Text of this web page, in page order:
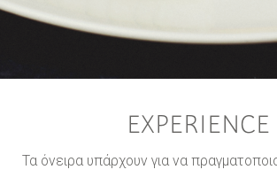
EXPERIENCE
Τα όνειρα υπάρχουν για να